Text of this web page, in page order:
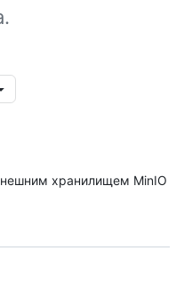
хранилищем MinIO